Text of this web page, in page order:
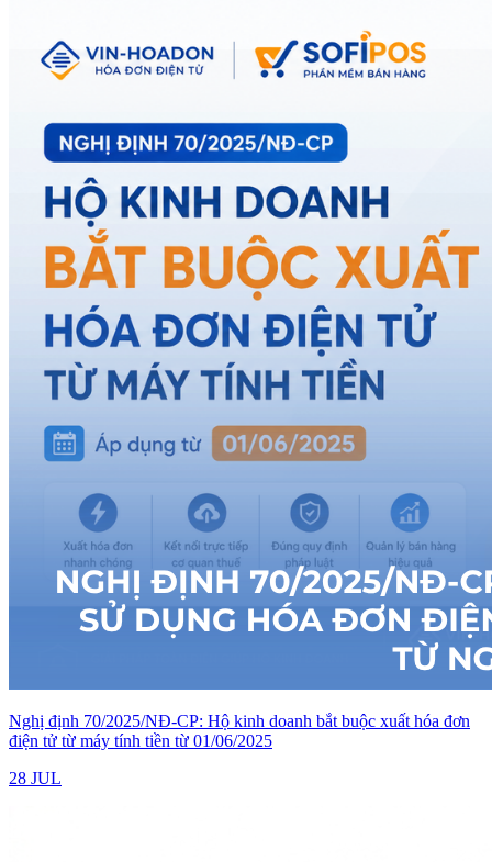
Nghị định 70/2025/NĐ-CP: Hộ kinh doanh bắt buộc xuất hóa đơn
điện tử từ máy tính tiền từ 01/06/2025
28 JUL